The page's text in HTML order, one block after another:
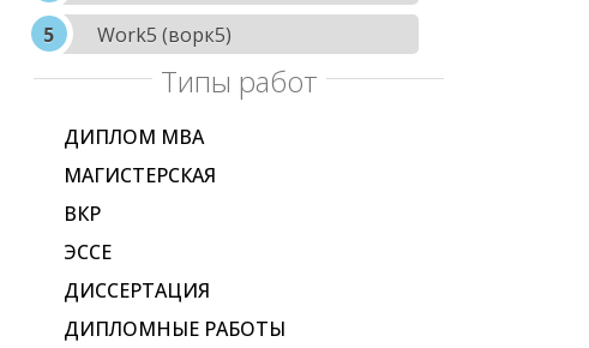
Work5 (ворк5)
Типы работ
ДИПЛОМ МВА
МАГИСТЕРСКАЯ
ВКР
ЭССЕ
ДИССЕРТАЦИЯ
ДИПЛОМНЫЕ РАБОТЫ